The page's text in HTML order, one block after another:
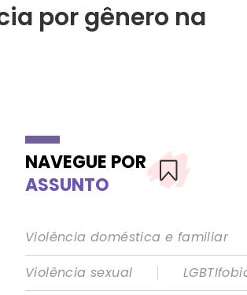
por gênero na
NAVEGUE POR
ASSUNTO
Violência doméstica e familiar
Violência sexual
|